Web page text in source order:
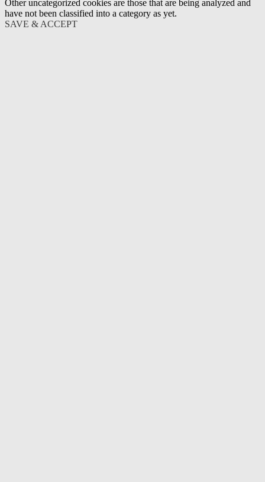
Other uncategorized cookies are those that are being analyzed and
have not been classified into a category as yet.
SAVE & ACCEPT